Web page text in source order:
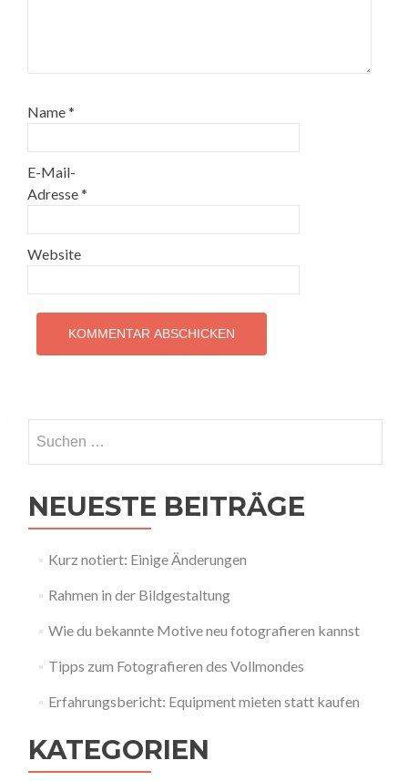
Name*
E-Mail-
Adresse*
Website
nach:
NEUESTE BEITRÄGE
Kurz notiert: Einige Änderungen
Rahmen in der Bildgestaltung
Wie du bekannte Motive neu fotografieren kannst
Tipps zum Fotografieren des Vollmondes
Erfahrungsbericht: Equipment mieten statt kaufen
KATEGORIEN